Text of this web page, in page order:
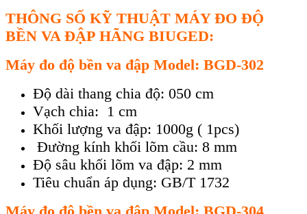
THÔNG SỐ KỸ THUẬT MÁY ĐO ĐỘ
BỀN VA ĐẬP HÃNG BIUGED:
Máy đo độ bền va đập Model: BGD-302
Độ dài thang chia độ: 050 cm
Vạch chia: 1 cm
Khối lượng va đập: 1000g ( 1pcs)
Đường kính khối lõm cầu: 8 mm
Độ sâu khối lõm va đập: 2 mm
Tiêu chuẩn áp dụng: GB/T 1732